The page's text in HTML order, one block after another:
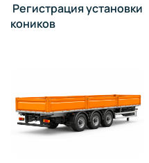
Регистрация установки
коников